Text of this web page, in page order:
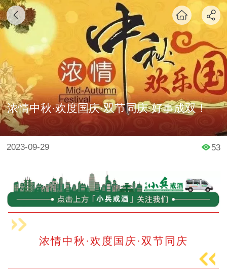
​浓情中秋·欢度国庆·双节同庆·好事成双！
2023-09-29 53
浓情中秋 ·欢度国庆·双节同庆